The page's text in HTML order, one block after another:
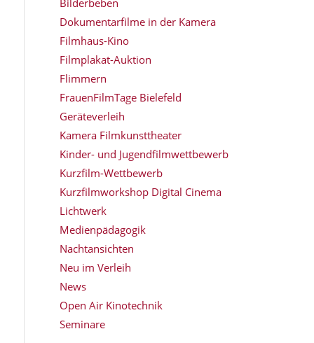
Bilderbeben
Dokumentarfilme in der Kamera
Filmhaus-Kino
Filmplakat-Auktion
Flimmern
FrauenFilmTage Bielefeld
Geräteverleih
Kamera Filmkunsttheater
Kinder- und Jugendfilmwettbewerb
Kurzfilm-Wettbewerb
Kurzfilmworkshop Digital Cinema
Lichtwerk
Medienpädagogik
Nachtansichten
Neu im Verleih
News
Open Air Kinotechnik
Seminare